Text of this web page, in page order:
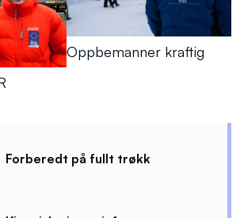
Oppbemanner kraftig
Forberedt på fullt trøkk